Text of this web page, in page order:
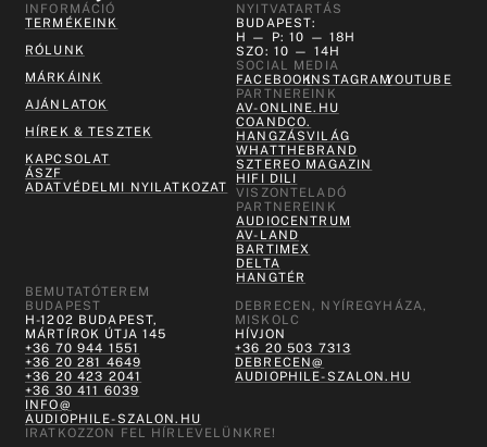
INFORMÁCIÓ
TERMÉKEINK
RÓLUNK
MÁRKÁINK
AJÁNLATOK
HÍREK & TESZTEK
KAPCSOLAT
ÁSZF
ADATVÉDELMI NYILATKOZAT
NYITVATARTÁS
BUDAPEST:
H — P: 10 — 18H
SZO: 10 — 14H
SOCIAL MEDIA
FACEBOOKINSTAGRAMYOUTUBE
PARTNEREINK
AV-ONLINE.HU
COANDCO.
HANGZÁSVILÁG
WHATTHEBRAND
SZTEREO MAGAZIN
HIFI DILI
VISZONTELADÓ
PARTNEREINK
AUDIOCENTRUM
AV-LAND
BARTIMEX
DELTA
HANGTÉR
BEMUTATÓTEREM
BUDAPEST
H-1202 BUDAPEST,
MÁRTÍROK ÚTJA 145
+36 70 944 1551
+36 20 281 4649
+36 20 423 2041
+36 30 411 6039
INFO@
AUDIOPHILE-SZALON.HU
DEBRECEN, NYÍREGYHÁZA,
MISKOLC
HÍVJON
+36 20 503 7313
DEBRECEN@
AUDIOPHILE-SZALON.HU
IRATKOZZON FEL HÍRLEVELÜNKRE!